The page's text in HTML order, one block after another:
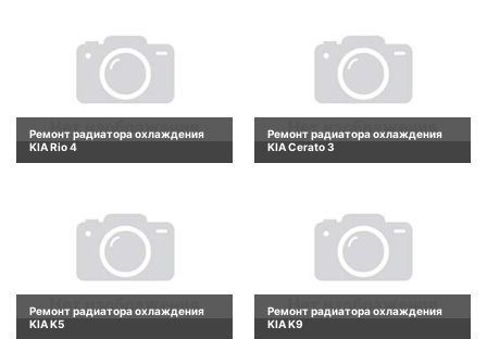
Ремонт радиатора охлаждения
KIA Rio 4
Ремонт радиатора охлаждения
KIA Cerato 3
Ремонт радиатора охлаждения
KIA K5
Ремонт радиатора охлаждения
KIA K9